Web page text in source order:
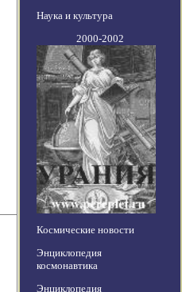
Наука и культура
2000-2002
Космические новости
Энциклопедия
космонавтика
Энциклопедия